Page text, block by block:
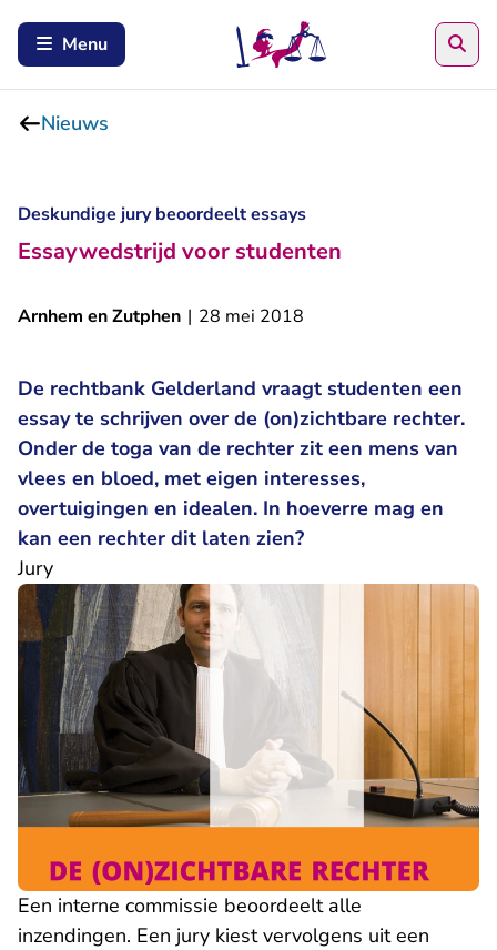
Menu
Nieuws
Deskundige jury beoordeelt essays
Essaywedstrijd voor studenten
Arnhem en Zutphen | 28 mei 2018
De rechtbank Gelderland vraagt studenten een
essay te schrijven over de (on)zichtbare rechter.
Onder de toga van de rechter zit een mens van
vlees en bloed, met eigen interesses,
overtuigingen en idealen. In hoeverre mag en
kan een rechter dit laten zien?
Jury
Een interne commissie beoordeelt alle
inzendingen. Een jury kiest vervolgens uit een